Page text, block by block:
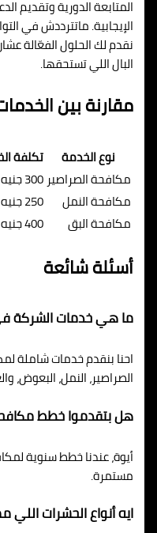
المتابعة الدورية وتقديم
نقدم لك الحلول الفعّالة
البال اللي تستحقها.
مقارنة بين
نوع الخدمة تكلفة
مكافحة الصراصير 300 جنيه
مكافحة النمل
250 جنيه
مكافحة البق
400 جنيه
أسئلة شائعة
ما هي خدمات الشركة
احنا بنقدم خدمات شاملة
الصراصير، النمل، البعوض،
هل بتقدموا خطط
أيوة، عندنا خطط سنوية
مستمرة.
ايه أنواع الحشرات